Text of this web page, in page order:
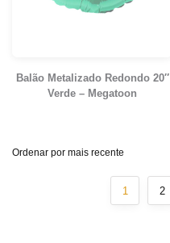
Balão Metalizado Redondo 20″
Verde – Megatoon
1 2